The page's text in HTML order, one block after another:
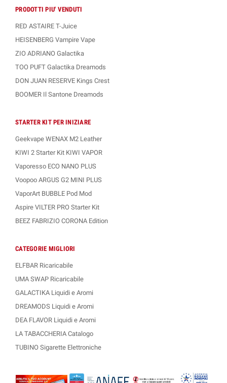
PRODOTTI PIU' VENDUTI
RED ASTAIRE T-Juice
HEISENBERG Vampire Vape
ZIO ADRIANO Galactika
TOO PUFT Galactika Dreamods
DON JUAN RESERVE Kings Crest
BOOMER Il Santone Dreamods
STARTER KIT PER INIZIARE
Geekvape WENAX M2 Leather
KIWI 2 Starter Kit KIWI VAPOR
Vaporesso ECO NANO PLUS
Voopoo ARGUS G2 MINI PLUS
VaporArt BUBBLE Pod Mod
Aspire VILTER PRO Starter Kit
BEEZ FABRIZIO CORONA Edition
CATEGORIE MIGLIORI
ELFBAR Ricaricabile
UMA SWAP Ricaricabile
GALACTIKA Liquidi e Aromi
DREAMODS Liquidi e Aromi
DEA FLAVOR Liquidi e Aromi
LA TABACCHERIA Catalogo
TUBINO Sigarette Elettroniche